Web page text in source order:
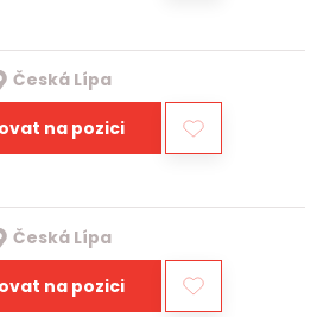
Česká Lípa
na pozici
Česká Lípa
na pozici